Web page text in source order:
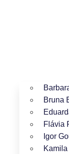
Bruna
Flávia
Igor